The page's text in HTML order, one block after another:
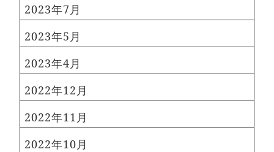
2023年7月
2023年5月
2023年4月
2022年12月
2022年11月
2022年10月